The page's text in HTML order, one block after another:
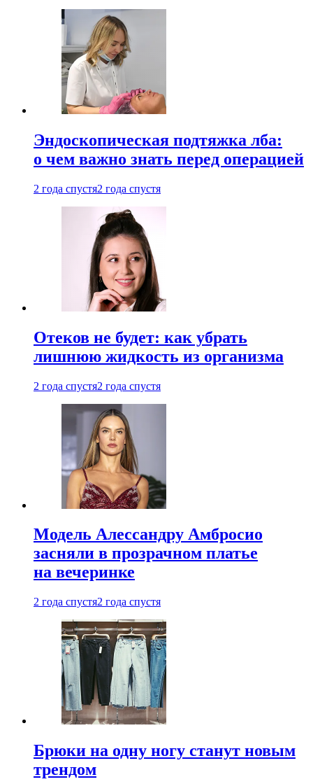
Эндоскопическая подтяжка лба:
о чем важно знать перед операцией
2 года спустя2 года спустя
Отеков не будет: как убрать
лишнюю жидкость из организма
2 года спустя2 года спустя
Модель Алессандру Амбросио
засняли в прозрачном платье
на вечеринке
2 года спустя2 года спустя
Брюки на одну ногу станут новым
трендом